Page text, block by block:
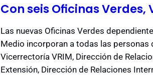
Con seis Oficinas
Las nuevas Oficinas Verdes
Medio incorporan a todas las personas
Vicerrectoría VRIM, Dirección de
Extensión, Dirección de Relaciones